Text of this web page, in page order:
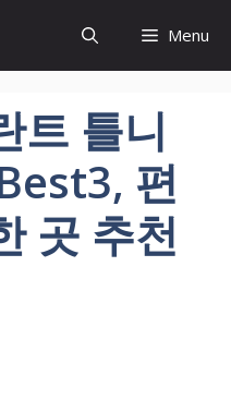
Menu
트 틀니
편
곳 추천